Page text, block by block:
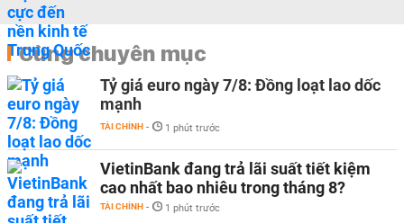
Cùng chuyên mục
Tỷ giá euro ngày 7/8: Đồng loạt lao dốc
mạnh
TÀI CHÍNH - 1 phút trước
VietinBank đang trả lãi suất tiết kiệm
cao nhất bao nhiêu trong tháng 8?
TÀI CHÍNH - 1 phút trước